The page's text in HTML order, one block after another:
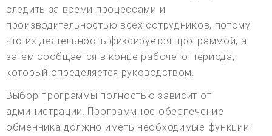
следить за всеми процессами и
производительностью всех сотрудников, потому
что их деятельность фиксируется программой, а
затем сообщается в конце рабочего периода,
который определяется руководством.
Выбор программы полностью зависит от
администрации. Программное обеспечение
обменника должно иметь необходимые функции